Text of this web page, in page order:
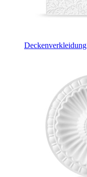
Deckenverkleidung